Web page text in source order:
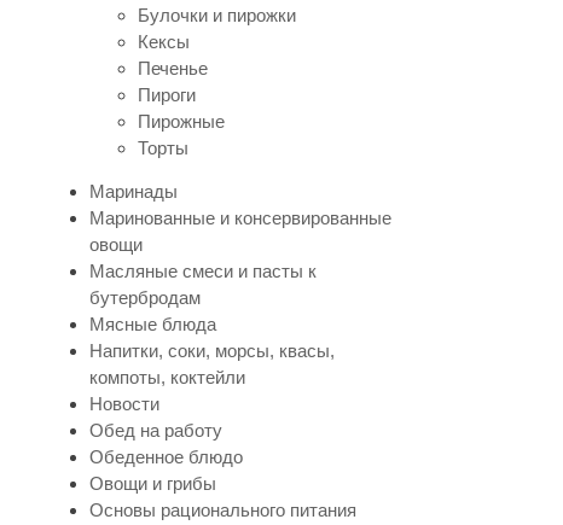
Булочки и пирожки
Кексы
Печенье
Пироги
Пирожные
Торты
Маринады
Маринованные и консервированные
овощи
Масляные смеси и пасты к
бутербродам
Мясные блюда
Напитки, соки, морсы, квасы,
компоты, коктейли
Новости
Обед на работу
Обеденное блюдо
Овощи и грибы
Основы рационального питания